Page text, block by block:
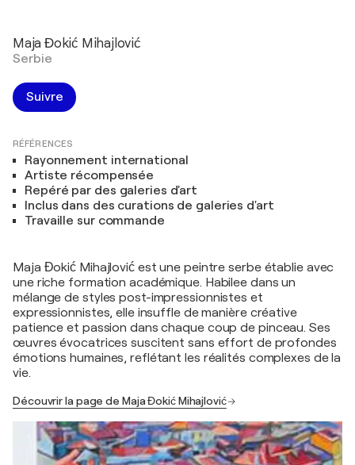
Maja Đokić Mihajlović
Serbie
Suivre
RÉFÉRENCES
Rayonnement international
Artiste récompensée
Repéré par des galeries d'art
Inclus dans des curations de galeries d'art
Travaille sur commande
Maja Đokić Mihajlović est une peintre serbe établie avec
une riche formation académique. Habilee dans un
mélange de styles post-impressionnistes et
expressionnistes, elle insuffle de manière créative
patience et passion dans chaque coup de pinceau. Ses
œuvres évocatrices suscitent sans effort de profondes
émotions humaines, reflétant les réalités complexes de la
vie.
Découvrir la page de Maja Đokić Mihajlović